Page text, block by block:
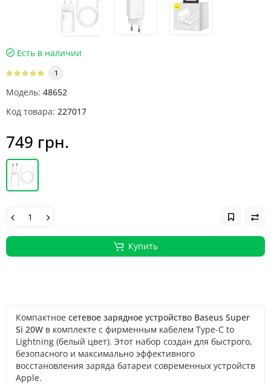
Есть в наличии
1
Модель: 48652
Код товара: 227017
749 грн.
Купить
Компактное сетевое зарядное устройство Baseus Super
Si 20W в комплекте с фирменным кабелем Type-C to
Lightning (белый цвет). Этот набор создан для быстрого,
безопасного и максимально эффективного
восстановления заряда батареи современных устройств
Apple.